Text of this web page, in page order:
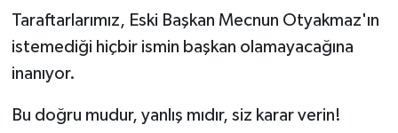
Taraftarlarımız, Eski Başkan Mecnun Otyakmaz'ın
istemediği hiçbir ismin başkan olamayacağına
inanıyor.
Bu doğru mudur, yanlış mıdır, siz karar verin!